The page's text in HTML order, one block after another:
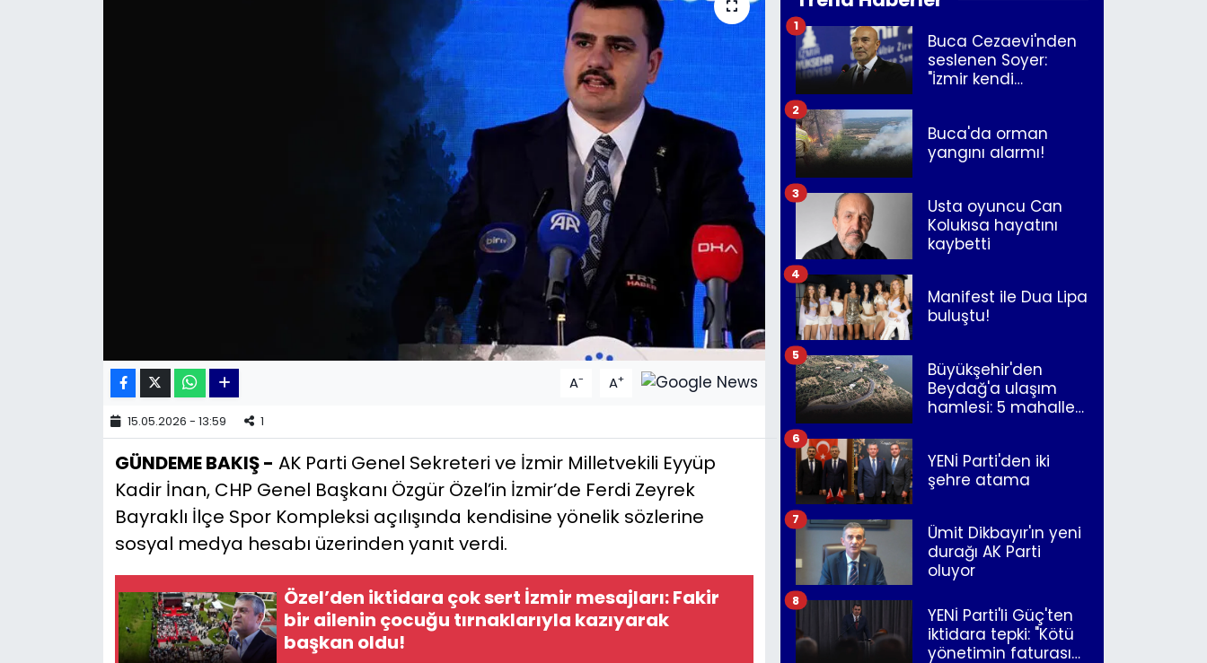
A- A+
15.05.2026 - 13:59 1
GÜNDEME BAKIŞ - AK Parti Genel Sekreteri ve İzmir Milletvekili Eyyüp
Kadir İnan, CHP Genel Başkanı Özgür Özel’in İzmir’de Ferdi Zeyrek
Bayraklı İlçe Spor Kompleksi açılışında kendisine yönelik sözlerine
sosyal medya hesabı üzerinden yanıt verdi.
Özel’den iktidara çok sert İzmir mesajları: Fakir
bir ailenin çocuğu tırnaklarıyla kazıyarak
başkan oldu!
Buca Cezaevi'nden
seslenen Soyer:
"İzmir kendi
1
Buca'da orman
yangını alarmı!
2
Usta oyuncu Can
Kolukısa hayatını
kaybetti
3
Manifest ile Dua Lipa
buluştu!
4
Büyükşehir'den
Beydağ'a ulaşım
hamlesi: 5 mahalle
5
YENİ Parti'den iki
şehre atama
6
Ümit Dikbayır'ın yeni
durağı AK Parti
oluyor
7
YENİ Parti'li Güç'ten
iktidara tepki: "Kötü
yönetimin faturasını
8
YEREL POLİTİKA
YEREL YÖNETİMLER